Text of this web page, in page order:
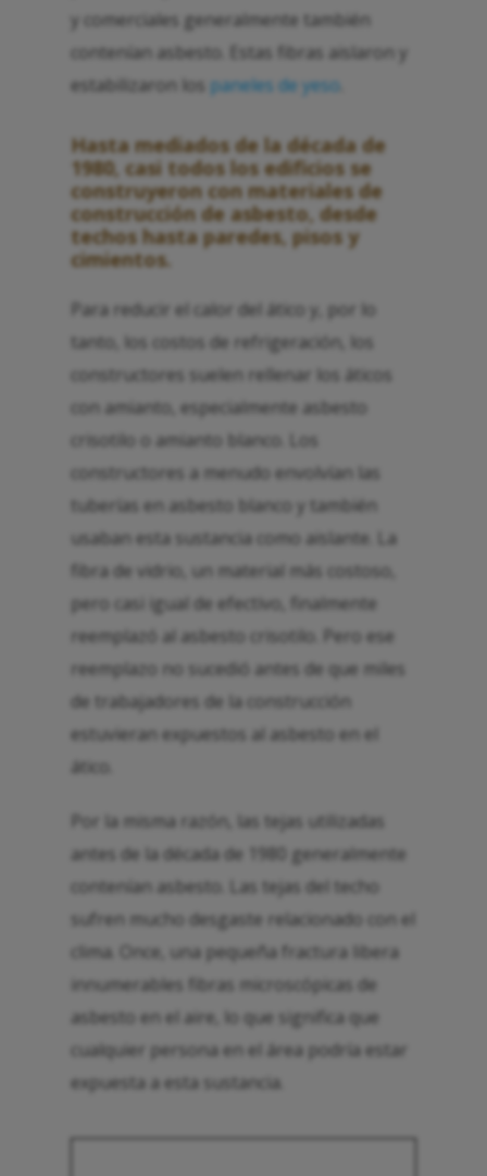
y comerciales generalmente también
contenían asbesto. Estas fibras aislaron y
estabilizaron los paneles de yeso
Hasta mediados de la década de
1980, casi todos los edificios se
construyeron con materiales de
construcción de asbesto, desde
techos hasta paredes, pisos y
cimientos.
Para reducir el calor del ático y, por lo
tanto, los costos de refrigeración, los
constructores suelen rellenar los áticos
con amianto, especialmente asbesto
crisotilo o amianto blanco. Los
constructores a menudo envolvían las
tuberías en asbesto blanco y también
usaban esta sustancia como aislante. La
fibra de vidrio, un material más costoso,
pero casi igual de efectivo, finalmente
reemplazó al asbesto crisotilo. Pero ese
reemplazo no sucedió antes de que miles
de trabajadores de la construcción
estuvieran expuestos al asbesto en el
ático.
Por la misma razón, las tejas utilizadas
antes de la década de 1980 generalmente
contenían asbesto. Las tejas del techo
sufren mucho desgaste relacionado con el
clima. Once, una pequeña fractura libera
innumerables fibras microscópicas de
asbesto en el aire, lo que significa que
cualquier persona en el área podría estar
expuesta a esta sustancia.